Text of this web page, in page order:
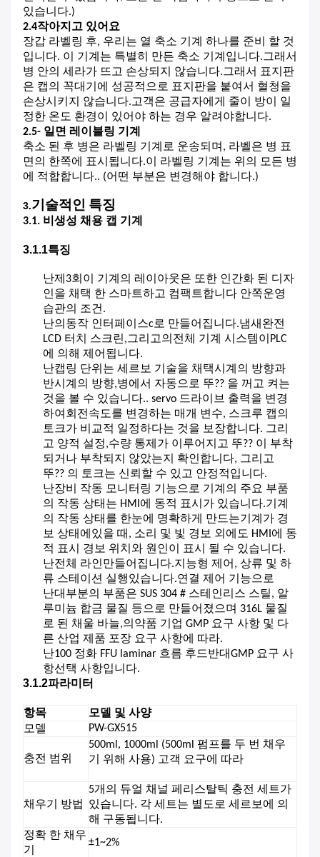
있습니다.)
2.4작아지고 있어요
장갑 라벨링 후, 우리는 열 축소 기계 하나를 준비 할 것
입니다. 이 기계는 특별히 만든 축소 기계입니다.그래서
병 안의 세라가 뜨고 손상되지 않습니다.그래서 표지판
은 캡의 꼭대기에 성공적으로 표지판을 붙여서 혈청을
손상시키지 않습니다.고객은 공급자에게 줄이 방이 일
정한 온도 환경이 있어야 하는 경우 알려야합니다.
2.5- 일면 레이블링 기계
축소 된 후 병은 라벨링 기계로 운송되며, 라벨은 병 표
면의 한쪽에 표시됩니다.이 라벨링 기계는 위의 모든 병
에 적합합니다.. (어떤 부분은 변경해야 합니다.)
3.기술적인 특징
3.1. 비생성 채용 캡 기계
3.1.1특징
난제3회 이 기계의 레이아웃은 또한 인간화 된 디자
인을 채택 한 스마트하고 컴팩트합니다 안쪽운영
습관의 조건.
난의 동작 인터페이스c로 만들어집니다.냄새 완전
LCD 터치 스크린,그리고의 전체 기계 시스템이 PLC
에 의해 제어됩니다.
난캡링 단위는 세르보 기술을 채택시계의 방향과
반시계의 방향,병에서 자동으로 뚜?? 을 꺼고 켜는
것을 볼 수 있습니다.. servo 드라이브 출력을 변경
하여 회전속도를 변경하는 매개 변수, 스크루 캡의
토크가 비교적 일정하다는 것을 보장합니다. 그리
고 양적 설정,수량 통제가 이루어지고 뚜?? 이 부착
되거나 부착되지 않았는지 확인합니다, 그리고
뚜?? 의 토크는 신뢰할 수 있고 안정적입니다.
난장비 작동 모니터링 기능으로 기계의 주요 부품
의 작동 상태는 HMI에 동적 표시가 있습니다.기계
의 작동 상태를 한눈에 명확하게 만드는기계가 경
보 상태에있을 때, 소리 및 빛 경보 외에도 HMI에 동
적 표시 경보 위치와 원인이 표시 될 수 있습니다.
난전체 라인만들어집니다.지능형 제어, 상류 및 하
류 스테이션 실행있습니다.연결 제어 기능으로
난대부분의 부품은 SUS 304 # 스테인리스 스틸, 알
루미늄 합금 물질 등으로 만들어졌으며 316L 물질
로 된 채울 바늘,의약품 기업 GMP 요구 사항 및 다
른 산업 제품 포장 요구 사항에 따라.
난100 정화 FFU laminar 흐름 후드반대GMP 요구 사
항선택 사항입니다.
3.1.2파라미터
항목
모델 및 사양
모델
PW-GX515
충전 범위
500ml, 1000ml (500ml 펌프를 두 번 채우
기 위해 사용) 고객 요구에 따라
채우기 방법
5개의 듀얼 채널 페리스탈틱 충전 세트가
있습니다. 각 세트는 별도로 세르보에 의
해 구동됩니다.
정확 한 채우
기
±1~2%